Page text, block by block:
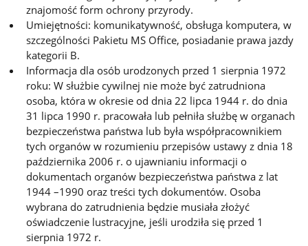
znajomość form ochrony przyrody.
Umiejętności: komunikatywność, obsługa komputera, w
szczególności Pakietu MS Office, posiadanie prawa jazdy
kategorii B.
Informacja dla osób urodzonych przed 1 sierpnia 1972
roku: W służbie cywilnej nie może być zatrudniona
osoba, która w okresie od dnia 22 lipca 1944 r. do dnia
31 lipca 1990 r. pracowała lub pełniła służbę w organach
bezpieczeństwa państwa lub była współpracownikiem
tych organów w rozumieniu przepisów ustawy z dnia 18
października 2006 r. o ujawnianiu informacji o
dokumentach organów bezpieczeństwa państwa z lat
1944 –1990 oraz treści tych dokumentów. Osoba
wybrana do zatrudnienia będzie musiała złożyć
oświadczenie lustracyjne, jeśli urodziła się przed 1
sierpnia 1972 r.